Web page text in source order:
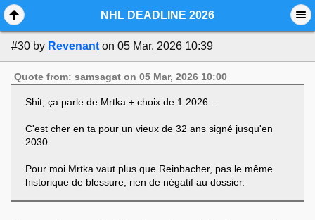
NHL DEADLINE 2026
#30 by Revenant on 05 Mar, 2026 10:39
Quote from: samsagat on 05 Mar, 2026 10:00
Shit, ça parle de Mrtka + choix de 1 2026...
C'est cher en ta pour un vieux de 32 ans signé jusqu'en
2030.
Pour moi Mrtka vaut plus que Reinbacher, pas le même
historique de blessure, rien de négatif au dossier.